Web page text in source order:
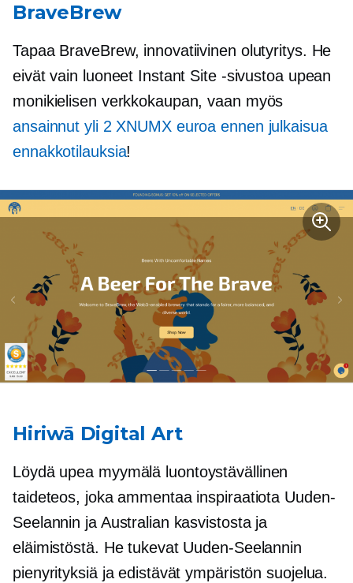
BraveBrew
Tapaa BraveBrew, innovatiivinen olutyritys. He
eivät vain luoneet Instant Site -sivustoa upean
monikielisen verkkokaupan, vaan myös
ansainnut yli 2 XNUMX euroa ennen julkaisua
ennakkotilauksia!
Hiriwā Digital Art
Löydä upea myymälä luontoystävällinen
taideteos, joka ammentaa inspiraatiota Uuden-
Seelannin ja Australian kasvistosta ja
eläimistöstä. He tukevat Uuden-Seelannin
pienyrityksiä ja edistävät ympäristön suojelua.